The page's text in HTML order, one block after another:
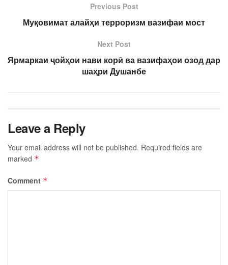
Previous Post
Муқовимат алайҳи терроризм вазифаи мост
Next Post
Ярмаркаи ҷойҳои нави корӣ ва вазифаҳои озод дар
шаҳри Душанбе
Leave a Reply
Your email address will not be published. Required fields are
marked *
Comment *